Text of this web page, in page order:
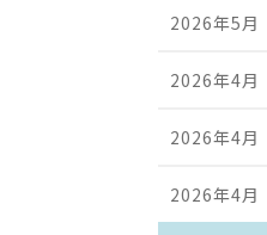
2026年5月
2026年4月
2026年4月
2026年4月